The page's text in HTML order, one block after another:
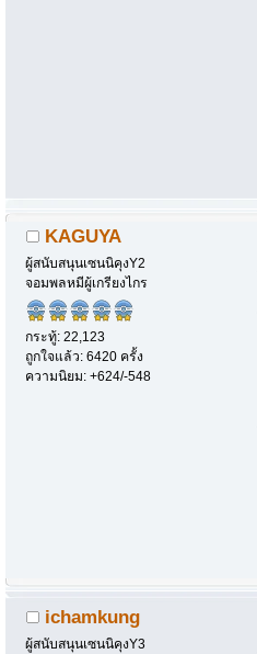
KAGUYA
ผู้สนับสนุนเซนนิคุงY2
จอมพลหมีผู้เกรียงไกร
กระทู้: 22,123
ถูกใจแล้ว: 6420 ครั้ง
ความนิยม: +624/-548
ichamkung
ผู้สนับสนุนเซนนิคุงY3